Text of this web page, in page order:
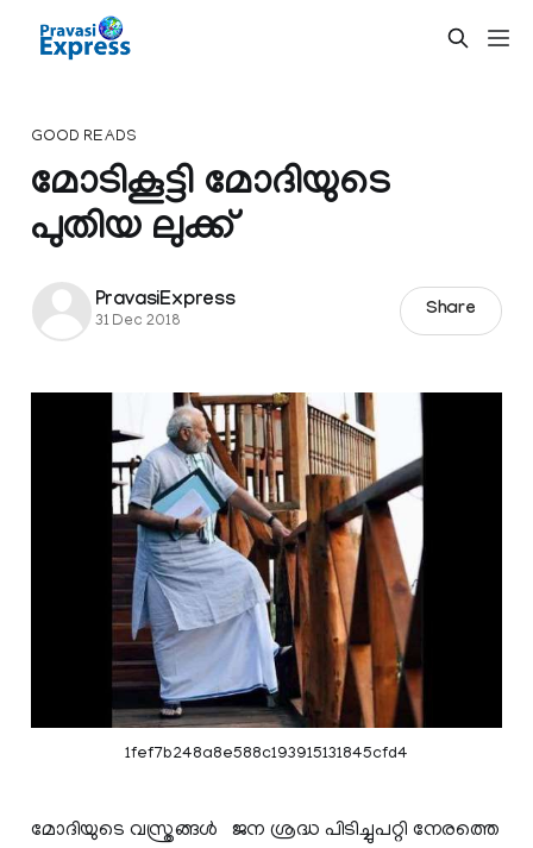
GOOD READS
മോടികൂട്ടി മോദിയുടെ
പുതിയ ലുക്ക്
PravasiExpress
31 Dec 2018
Share
1fef7b248a8e588c193915131845cfd4
മോദിയുടെ വസ്ത്രങ്ങൾ ജന ശ്രദ്ധ പിടിച്ചുപറ്റി നേരത്തെ